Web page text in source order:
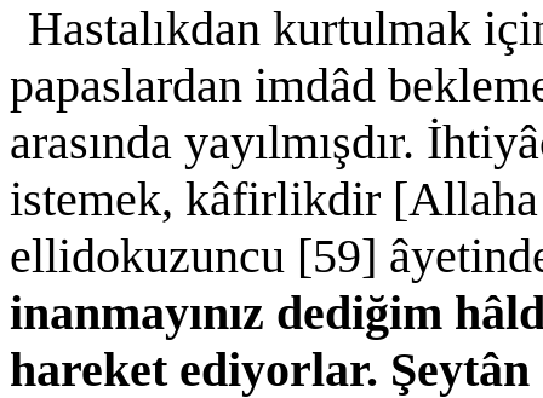
Hastalıkdan kurtulmak
papaslardan imdâd
arasında yayılmışdır.
istemek, kâfirlikdir [Allaha
ellidokuzuncu [59]
inanmayınız dediğim
hareket ediyorlar.